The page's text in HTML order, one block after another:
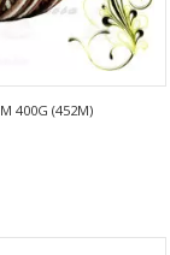
400G (452M)